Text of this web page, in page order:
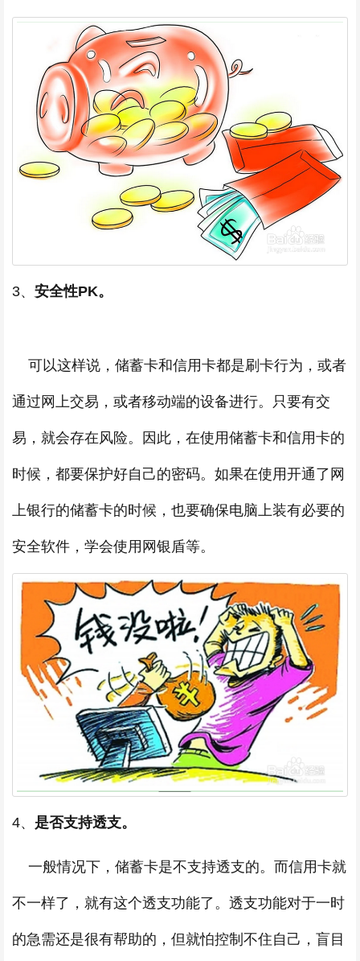
3、 安全性PK。
可以这样说，储蓄卡和信用卡都是刷卡行为，或者
通过网上交易，或者移动端的设备进行。只要有交
易，就会存在风险。因此，在使用储蓄卡和信用卡的
时候，都要保护好自己的密码。如果在使用开通了网
上银行的储蓄卡的时候，也要确保电脑上装有必要的
安全软件，学会使用网银盾等。
4、 是否支持透支。
一般情况下，储蓄卡是不支持透支的。而信用卡就
不一样了，就有这个透支功能了。透支功能对于一时
的急需还是很有帮助的，但就怕控制不住自己，盲目